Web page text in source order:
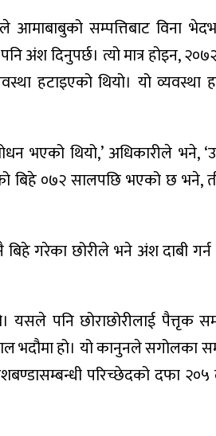
आमाबाबुको सम्पत्तिबाट विना
अंश दिनुपर्छ। त्यो मात्र होइन,
हटाइएको थियो। यो
भएको थियो,’ अधिकारीले भने,
०७२ सालपछि भएको छ भने,
गरेका छोरीले भने अंश दाबी
पनि छोराछोरीलाई पैत्तृक
भदौमा हो। यो कानुनले सगोलका
परिच्छेदको दफा